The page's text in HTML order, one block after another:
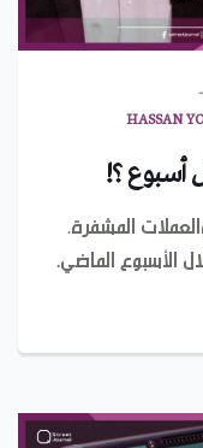
HASSAN
أسبوع ؟!
المشفرة،
الأسبوع الماضي.